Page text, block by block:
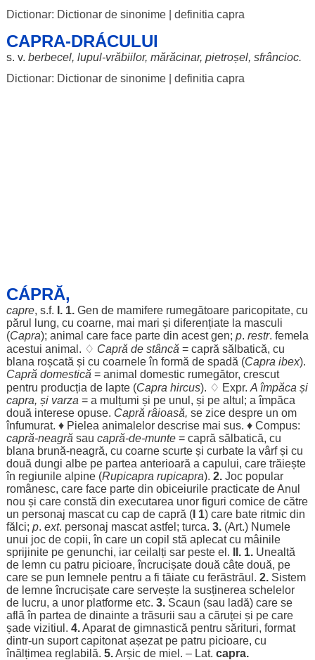
Dictionar: Dictionar de sinonime| definitia capra
CAPRA-DRÁCULUI
s. v. berbecel, lupul-vrăbiilor, mărăcinar, pietroșel, sfrâncioc.
Dictionar: Dictionar de sinonime| definitia capra
CÁPRĂ,
capre, s.f. I. 1. Gen de mamifere rumegătoare paricopitate, cu
părul
lung, cu coarne, mai mari și diferențiatela masculi
(Capra); animal care face partedin acestgen; p. restr. femela
acestui animal . ♢ Capră de stâncă = capră sălbatică, cu
blana roșcată și cu coarneleîn formă de spadă (Capra ibex).
Capră domestică = animal domestic rumegător, crescut
pentru producția de lapte(Capra hircus). ♢ Expr. A împăca și
capra, și varza = a mulțumi și pe unul , și pe altul ; aîmpăca
două interese opuse. Capră râioasă, se zice despreun om
înfumurat. ♦ Pielea animalelor descrisemai sus. ♦ Compus:
capră-neagră sau capră-de-munte= capră sălbatică, cu
blana brună-neagră, cu coarne scurteși curbatela vârfși cu
două dungi albepe partea anterioară a capului, care trăiește
în regiunile alpine(Rupicapra rupicapra). 2. Joc popular
românesc, care face partedin obiceiurile practicatedeAnul
nou și care constă din executarea unor figuri comicede către
un personaj mascatcu capde capră (I 1) care bate ritmicdin
fălci; p. ext. personaj mascat astfel ; turca. 3.(Art.) Numele
unui jocde copii, în care un copil stă aplecatcu mâinile
sprijinitepe genunchi, iar ceilalți sar pesteel. II. 1. Unealtă
de lemn cu patru picioare,încrucișate două câte două, pe
care se pun lemnele pentru a fi tăiatecu ferăstrăul . 2. Sistem
de lemne încrucișatecare serveștela susținerea schelelor
de lucru, a unor platformeetc. 3. Scaun (sau ladă) care se
află în partea de dinaintea trăsurii sau a căruței și pe care
șade vizitiul . 4.Aparatde gimnastică pentru sărituri, format
dintr-un suport capitonat așezatpe patru picioare, cu
înălțimea reglabilă. 5.Arșicde miel . – Lat. capra.